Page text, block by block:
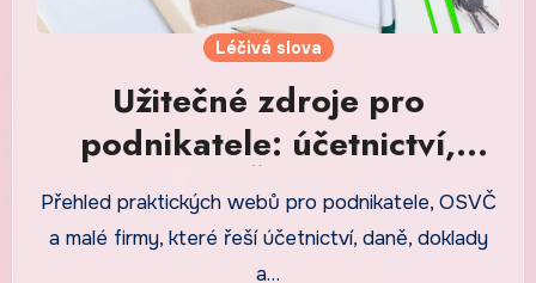
Léčivá slova
Užitečné zdroje pro
podnikatele: účetnictví,
daně, OSVČ a regionální
podnikání
Přehled praktických webů pro podnikatele, OSVČ
a malé firmy, které řeší účetnictví, daně, doklady
a…